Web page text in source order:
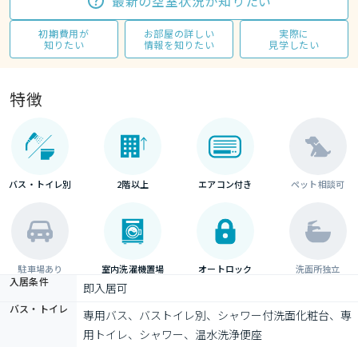
初期費用が
知りたい
お部屋の詳しい
情報を知りたい
実際に
見学したい
特徴
バス・トイレ別 2階以上 エアコン付き ペット相談可
駐車場あり 室内洗濯機置場 オートロック 洗面所独立
入居条件 即入居可
バス・トイレ
専用バス、バストイレ別、シャワー付洗面化粧台、専
用トイレ、シャワー、温水洗浄便座